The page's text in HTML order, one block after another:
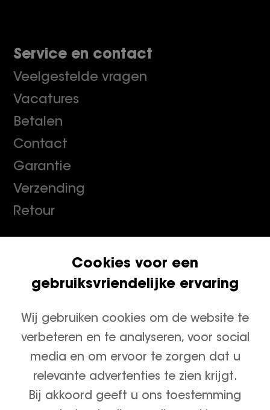
Service en contact
Veelgestelde vragen
Vacatures
Betalen
Contact
Garantie
Verzending
Retour
Klanten geven ons een 9.8
Productcategorieën
Waterontharders
Zout en onderhoud
Cookies voor een
gebruiksvriendelijke ervaring
Wij gebruiken cookies om de website te
verbeteren en te analyseren, voor social
media en om ervoor te zorgen dat u
relevante advertenties te zien krijgt.
Bij akkoord geeft u ons toestemming